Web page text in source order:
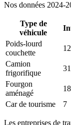
Nos données 2024-
Type de
véhicule
Poids-lourd
couchette
Camion
frigorifique
31
Fourgon
aménagé
18
Car de tourisme
7
Les entreprises de